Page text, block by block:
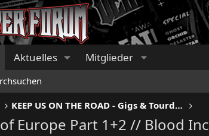
Aktuelles Mitglieder
KEEP US ON THE ROAD - Gigs & Tourdates
Europe Part 1+2 // Blood